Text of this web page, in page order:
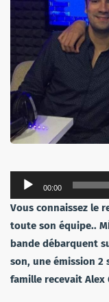
Lecteur
audio
00:00
Vous connaissez le
toute son équipe..
bande débarquent
son, une émission 2
famille recevait Alex